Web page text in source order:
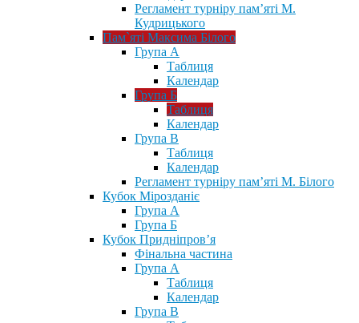
Регламент турніру пам’яті М.
Кудрицького
Пам`яті Максима Білого
Група А
Таблиця
Календар
Група Б
Таблиця
Календар
Група В
Таблиця
Календар
Регламент турніру пам’яті М. Білого
Кубок Мірозданіє
Група А
Група Б
Кубок Придніпров’я
Фінальна частина
Група А
Таблиця
Календар
Група В